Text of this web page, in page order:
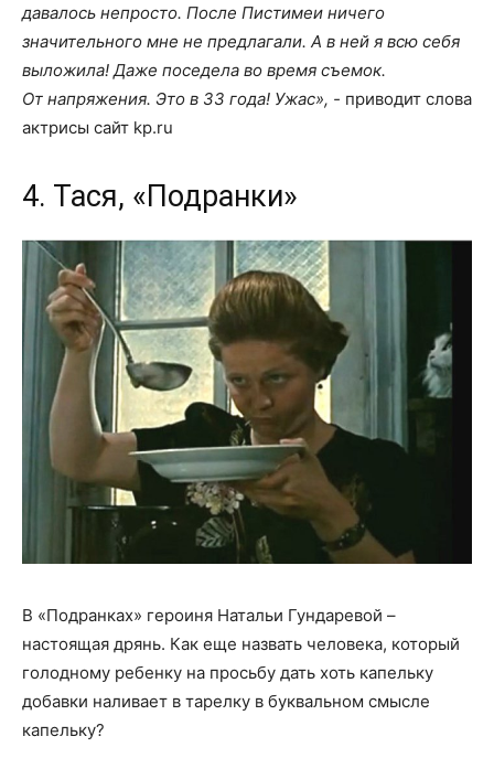
давалось непросто. После Пистимеи ничего
значительного мне не предлагали. А в ней я всю себя
выложила! Даже поседела во время съемок.
От напряжения. Это в 33 года! Ужас», - приводит слова
актрисы сайт kp.ru
4. Тася, «Подранки»
В «Подранках» героиня Натальи Гундаревой –
настоящая дрянь. Как еще назвать человека, который
голодному ребенку на просьбу дать хоть капельку
добавки наливает в тарелку в буквальном смысле
капельку?